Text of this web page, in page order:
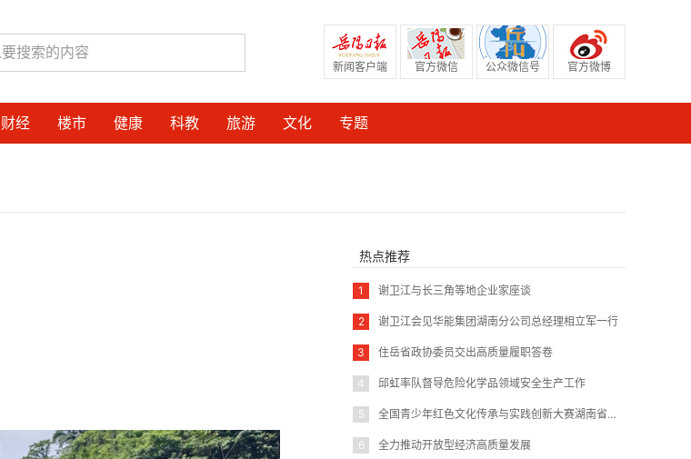
新闻客户端 官方微信 公众微信号 官方微博
财经 楼市 健康 科教 旅游 文化 专题
热点推荐
1 谢卫江与长三角等地企业家座谈
2 谢卫江会见华能集团湖南分公司总经理相立军一行
3 住岳省政协委员交出高质量履职答卷
4 邱虹率队督导危险化学品领域安全生产工作
5 全国青少年红色文化传承与实践创新大赛湖南省赛在岳阳圆满闭幕
6 全力推动开放型经济高质量发展